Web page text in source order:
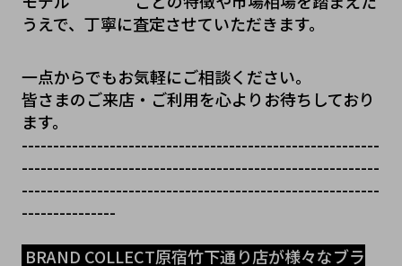
うえで、丁寧に査定させていただきます。
一点からでもお気軽にご相談ください。
皆さまのご来店・ご利用を心よりお待ちしており
ます。
---------------------------------------------------------
---------------------------------------------------------
---------------------------------------------------------
---------------